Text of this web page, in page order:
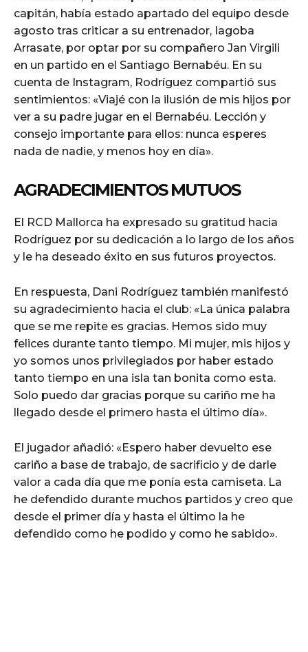
capitán, había estado apartado del equipo desde
agosto tras criticar a su entrenador, Iagoba
Arrasate, por optar por su compañero Jan Virgili
en un partido en el Santiago Bernabéu. En su
cuenta de Instagram, Rodríguez compartió sus
sentimientos: «Viajé con la ilusión de mis hijos por
ver a su padre jugar en el Bernabéu. Lección y
consejo importante para ellos: nunca esperes
nada de nadie, y menos hoy en día».
AGRADECIMIENTOS MUTUOS
El RCD Mallorca ha expresado su gratitud hacia
Rodríguez por su dedicación a lo largo de los años
y le ha deseado éxito en sus futuros proyectos.
En respuesta, Dani Rodríguez también manifestó
su agradecimiento hacia el club: «La única palabra
que se me repite es gracias. Hemos sido muy
felices durante tanto tiempo. Mi mujer, mis hijos y
yo somos unos privilegiados por haber estado
tanto tiempo en una isla tan bonita como esta.
Solo puedo dar gracias porque su cariño me ha
llegado desde el primero hasta el último día».
El jugador añadió: «Espero haber devuelto ese
cariño a base de trabajo, de sacrificio y de darle
valor a cada día que me ponía esta camiseta. La
he defendido durante muchos partidos y creo que
desde el primer día y hasta el último la he
defendido como he podido y como he sabido».